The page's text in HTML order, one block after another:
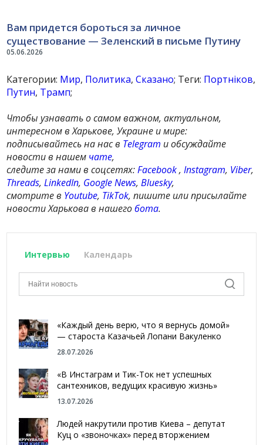
05.06.2026
Вам придется бороться за личное
существование — Зеленский в письме Путину
Категории: Мир, Политика,Сказано; Теги: Портніков,
Путин, Трамп;
Чтобы узнавать о самом важном, актуальном,
интересном в Харькове, Украине и мире:
подписывайтесь на нас в Telegram и обсуждайте
новости в нашем чате,
следите за нами в соцсетях:Facebook,Instagram, Viber,
Threads,LinkedIn, Google News,Bluesky,
смотрите в Youtube, TikTok, пишите или присылайте
новости Харькова в нашегобота.
Интервью Календарь
«Каждый день верю, что я вернусь домой»
— староста Казачьей Лопани Вакуленко
28.07.2026
«В Инстаграм и Тик-Ток нет успешных
сантехников, ведущих красивую жизнь»
13.07.2026
Людей накрутили против Киева – депутат
Куц о «звоночках» перед вторжением